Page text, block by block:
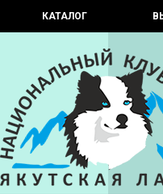
КАТАЛОГ